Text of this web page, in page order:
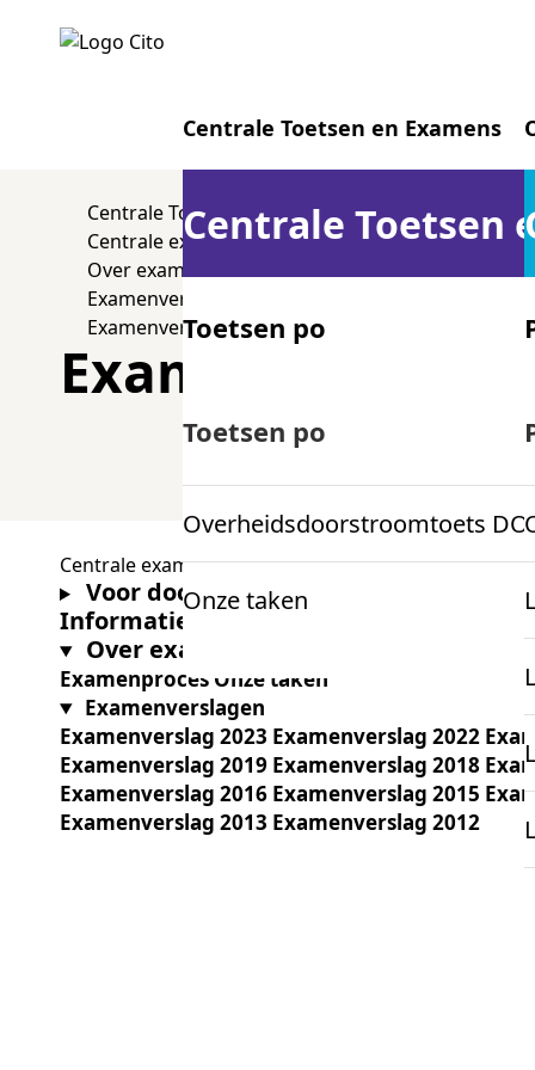
Centrale Toetsen en Examens
Centrale Toetsen
Toetsen po
Toetsen po
Overheidsdoorstroomtoets
Onze taken
Centrale examens vo
Informatie
Over examens
Centrale examens mbo
mbo Nederlandse taal
mbo Engels
Onderzoek
Centrale Toetsen en Examens
Centrale examens vo
Over examens
Examenverslagen
Examenverslag 2019
Examenverslag
Centrale examens vo
Voor docenten
Informatie
Over examens
Examenproces Onze taken
Examenverslagen
Examenverslag 2023 Examenverslag 2022
Examenverslag 2019 Examenverslag 2018
Examenverslag 2016 Examenverslag 2015
Examenverslag 2013 Examenverslag 2012